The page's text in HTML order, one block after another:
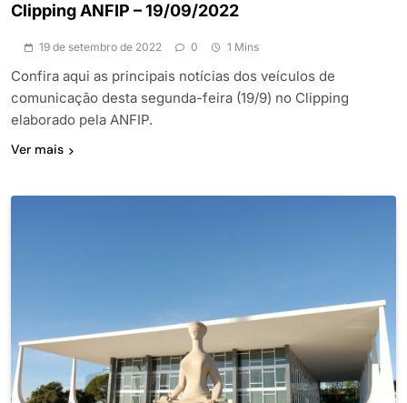
Clipping ANFIP – 19/09/2022
19 de setembro de 2022 0 1 Mins
Confira aqui as principais notícias dos veículos de
comunicação desta segunda-feira (19/9) no Clipping
elaborado pela ANFIP.
Ver mais